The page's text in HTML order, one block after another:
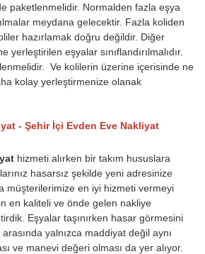
paketlenmelidir. Normalden fazla eşya
meydana gelecektir. Fazla koliden
hazırlamak doğru değildir. Diğer
yerleştirilen eşyalar sınıflandırılmalıdır.
Ve kolilerin üzerine içerisinde ne
kolay yerleştirmenize olanak
- Şehir İçi Evden Eve Nakliyat
hizmeti alırken bir takım hususlara
hasarsız şekilde yeni adresinize
müşterilerimize en iyi hizmeti vermeyi
en kaliteli ve önde gelen nakliye
Eşyalar taşınırken hasar görmesini
yalnızca maddiyat değil aynı
ve manevi değeri olması da yer alıyor.